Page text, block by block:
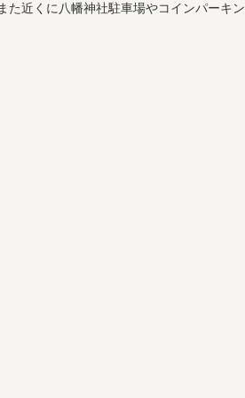
近くに八幡神社駐車場やコインパーキン